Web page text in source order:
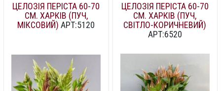
ЦЕЛОЗІЯ ПЕРІСТА 60-70
СМ. ХАРКІВ (ПУЧ,
МІКСОВИЙ) АРТ:5120
ЦЕЛОЗІЯ ПЕРІСТА 60-70
СМ. ХАРКІВ (ПУЧ,
СВІТЛО-КОРИЧНЕВИЙ)
АРТ:6520